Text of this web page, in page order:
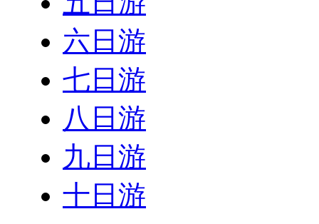
六日游
七日游
八日游
九日游
十日游